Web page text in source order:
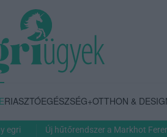
RIASZTÓEGÉSZSÉG+OTTHON &
egri
Új hűtőrendszer a Markhot